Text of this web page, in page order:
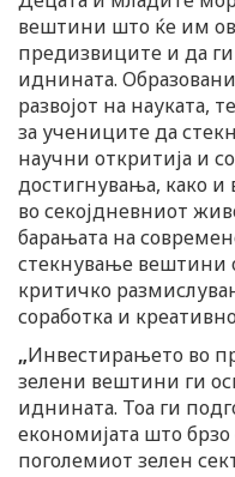
вештини што ќе им
предизвиците и да
иднината.
развојот на науката,
за учениците да
научни откритија и
достигнувања, како
во секојдневниот
барањата на
стекнување вештини
критичко
соработка и
„Инвестирањето во
зелени вештини ги
иднината. Тоа ги
економијата што
поголемиот зелен